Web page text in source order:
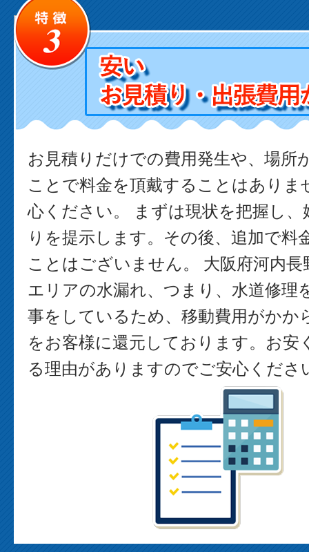
お見積りだけでの費用発生や、場所
ことで料金を頂戴することはありま
心ください。 まずは現状を把握し
りを提示します。その後、追加で料
ことはございません。 大阪府河内長
エリアの水漏れ、つまり、水道修理
事をしているため、移動費用がかか
をお客様に還元しております。お安
る理由がありますのでご安心くださ